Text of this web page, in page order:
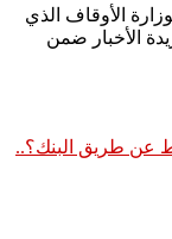
الأوقاف الذي
الأخبار ضمن